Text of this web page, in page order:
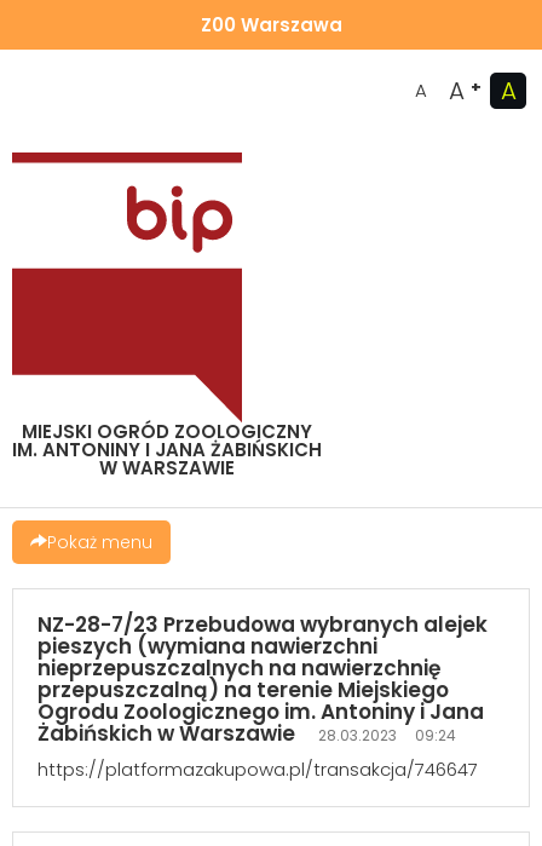
Z00 Warszawa
A A + A
MIEJSKI OGRÓD ZOOLOGICZNY
IM. ANTONINY I JANA ŻABIŃSKICH
W WARSZAWIE
Pokaż menu
NZ-28-7/23 Przebudowa wybranych alejek
pieszych (wymiana nawierzchni
nieprzepuszczalnych na nawierzchnię
przepuszczalną) na terenie Miejskiego
Ogrodu Zoologicznego im. Antoniny i Jana
Żabińskich w Warszawie 28.03.2023 09:24
https://platformazakupowa.pl/transakcja/746647